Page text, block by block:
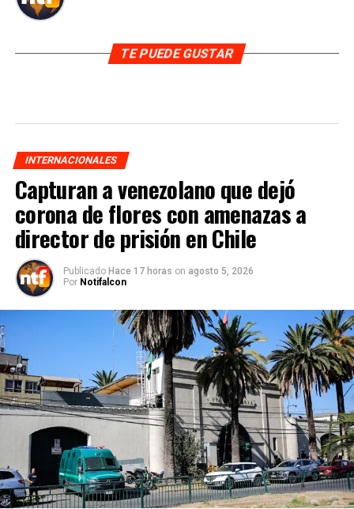
TE PUEDE GUSTAR
INTERNACIONALES
Capturan a venezolano que dejó
corona de flores con amenazas a
director de prisión en Chile
Publicado Hace 17 horas on agosto 5, 2026
Por Notifalcon